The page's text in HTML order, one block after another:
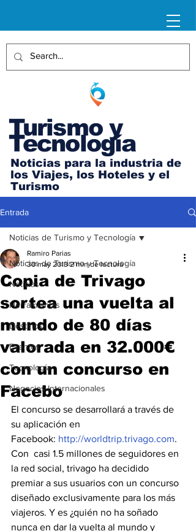
Turismo y
Tecnología
Noticias para la industria de
los Viajes, los Hoteles y el
Turismo
Entrada
Noticias de Turismo y Tecnología
Noticias
Herramientas
Destinos
Eventos
Tecnología
Negocios Internacionales
Noticias de Turismo y Tecnología
Copia de Trivago
sortea una vuelta al
mundo de 80 días
valorada en 32.000€
con un concurso en
Facebo
Ramiro Parias
30 may 2013 2 min de lectura
El concurso se desarrollará a través de
su aplicación en
Facebook: http://worldtrip.trivago.com.
Con  casi 1.5 millones de seguidores en
la red social, trivago ha decidido
premiar a sus usuarios con un concurso
diseñado exclusivamente para los más
viajeros. Y es ¿quién no ha soñado
nunca en dar la vuelta al mundo y